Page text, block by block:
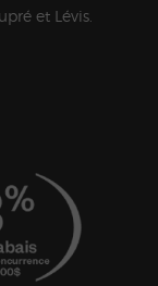
et Lévis.